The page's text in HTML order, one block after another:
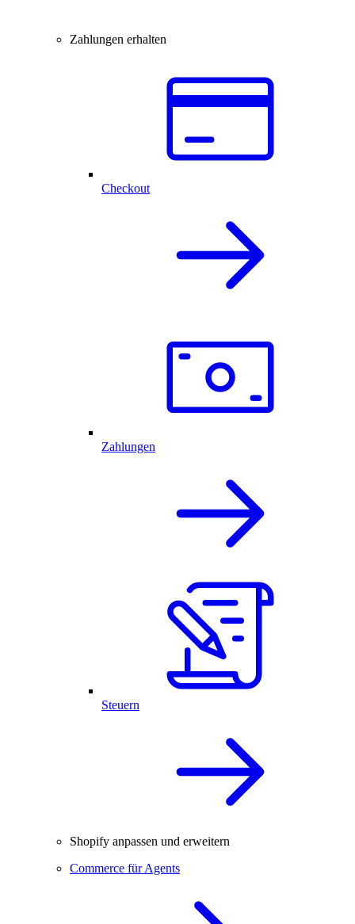
Zahlungen erhalten
Checkout
Zahlungen
Steuern
Shopify anpassen und erweitern
Commerce für Agents